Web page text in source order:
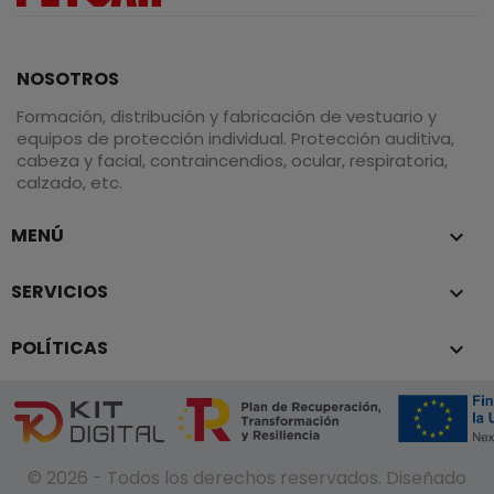
NOSOTROS
Formación, distribución y fabricación de vestuario y
equipos de protección individual. Protección auditiva,
cabeza y facial, contraincendios, ocular, respiratoria,
calzado, etc.
MENÚ 
SERVICIOS 
POLÍTICAS 
© 2026 - Todos los derechos reservados. Diseñado